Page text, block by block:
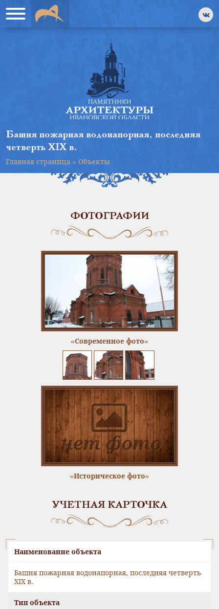
Башня пожарная водонапорная, последняя
четверть XIX в.
Главная страница » Объекты
ФОТОГРАФИИ
«Современное фото»
«Историческое фото»
УЧЕТНАЯ КАРТОЧКА
Наименование объекта
Башня пожарная водонапорная, последняя четверть
XIX в.
Тип объекта